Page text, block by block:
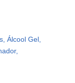
Álcool Gel,